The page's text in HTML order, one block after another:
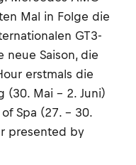
Mal in Folge die
GT3-
neue Saison, die
erstmals die
(30. Mai – 2. Juni)
Spa (27. – 30.
presented by